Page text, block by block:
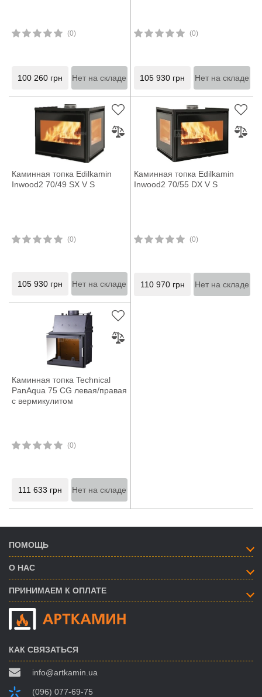
(0)
100 260 грн Нет на складе
(0)
105 930 грн Нет на складе
Каминная топка Edilkamin
Inwood2 70/49 SX V S
(0)
105 930 грн Нет на складе
Каминная топка Edilkamin
Inwood2 70/55 DX V S
(0)
110 970 грн Нет на складе
Каминная топка Technical
PanAqua 75 CG левая/правая
с вермикулитом
(0)
111 633 грн Нет на складе
ПОМОЩЬ
О НАС
ПРИНИМАЕМ К ОПЛАТЕ
КАК СВЯЗАТЬСЯ
info@artkamin.ua
(096) 077-69-75